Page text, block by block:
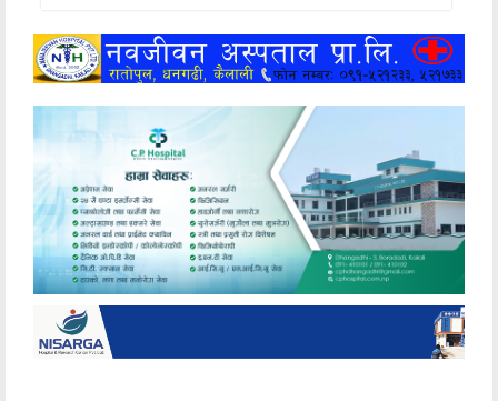
खेलकुद
मनोरञ्जन
अन्य